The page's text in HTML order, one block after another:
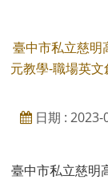
臺中市私立慈明
元教學-職場英
日期 : 2023-
臺中市私立慈